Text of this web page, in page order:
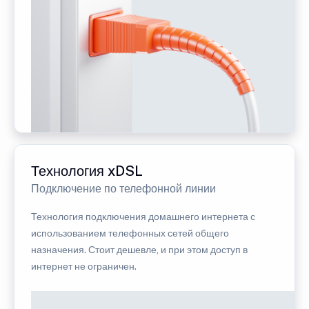
Технология xDSL
Подключение по телефонной линии
Технология подключения домашнего интернета с
использованием телефонных сетей общего
назначения. Стоит дешевле, и при этом доступ в
интернет не ограничен.